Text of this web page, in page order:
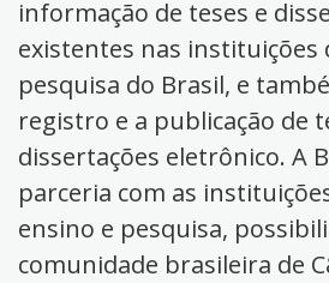
informação de teses e
existentes nas instituições
pesquisa do Brasil, e
registro e a publicação de
dissertações eletrônico. A
parceria com as
ensino e pesquisa,
comunidade brasileira de